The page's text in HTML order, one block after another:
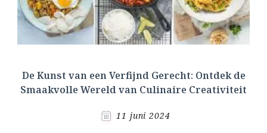
De Kunst van een Verfijnd Gerecht: Ontdek de
Smaakvolle Wereld van Culinaire Creativiteit
11 juni 2024